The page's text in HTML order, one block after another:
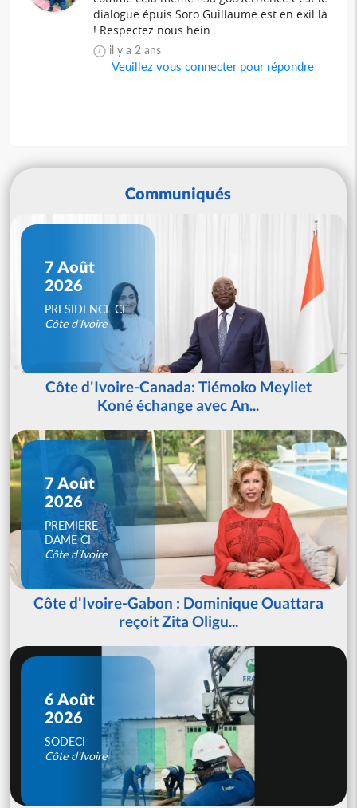
dialogue épuis Soro Guillaume est en exil là
! Respectez nous hein.
il y a 2 ans
Veuillez vous connecter pour répondre
Communiqués
7 Août
2026
PRESIDENCE CI
Côte d'Ivoire
Côte d'Ivoire-Canada: Tiémoko Meyliet
Koné échange avec An...
7 Août
2026
PREMIERE
DAME CI
Côte d'Ivoire
Côte d'Ivoire-Gabon : Dominique Ouattara
reçoit Zita Oligu...
6 Août
2026
SODECI
Côte d'Ivoire